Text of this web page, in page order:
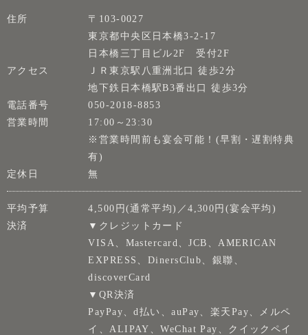
住所
〒103-0027
東京都中央区日本橋3-2-17
日本橋三丁目ビル2F 受付2F
アクセス
ＪＲ東京駅八重洲北口 徒歩2分
地下鉄日本橋駅B3番出口 徒歩3分
電話番号
050-2018-8853
営業時間
17:00～23:30
※営業時間前も宴会可能！(早割・遅割特典
有)
定休日
無
平均予算
4,500円(通常平均)／4,300円(宴会平均)
決済
▼クレジットカード
VISA、Mastercard、JCB、AMERICAN
EXPRESS、DinersClub、銀聯、
discoverCard
▼QR決済
PayPay、d払い、auPay、楽天Pay、メルペ
イ、ALIPAY、WeChat Pay、クイックペイ